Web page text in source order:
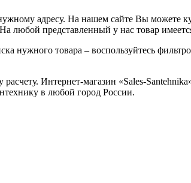
адресу. На нашем сайте Вы можете
любой представленный у нас товар
нужного товара – воспользуйтесь
Интернет-магазин «Sales-
в любой город России.